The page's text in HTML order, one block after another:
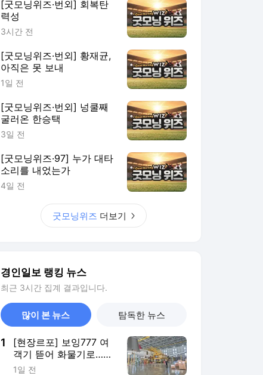
[굿모닝위즈·번외] 회복탄
력성
3시간 전
[굿모닝위즈·번외] 황재균,
아직은 못 보내
1일 전
[굿모닝위즈·번외] 넝쿨째
굴러온 한승택
3일 전
[굿모닝위즈·97] 누가 대타
소리를 내었는가
4일 전
굿모닝위즈 더보기
경인일보 랭킹 뉴스
최근 3시간 집계 결과입니다.
많이 본 뉴스 탐독한 뉴스
1
[현장르포] 보잉777 여
객기 뜯어 화물기로…
인천공항서 국내 첫 대
1일 전